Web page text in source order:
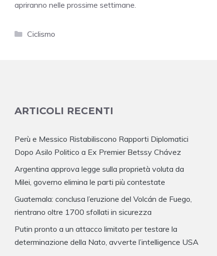
apriranno nelle prossime settimane.
Categorie
Ciclismo
ARTICOLI RECENTI
Perù e Messico Ristabiliscono Rapporti Diplomatici
Dopo Asilo Politico a Ex Premier Betssy Chávez
Argentina approva legge sulla proprietà voluta da
Milei, governo elimina le parti più contestate
Guatemala: conclusa l’eruzione del Volcán de Fuego,
rientrano oltre 1700 sfollati in sicurezza
Putin pronto a un attacco limitato per testare la
determinazione della Nato, avverte l’intelligence USA